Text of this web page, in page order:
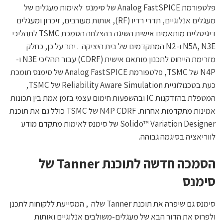
פלטפורמת Analog FastSPICE של סימנס לאימות מעגלים של
מעגלים אנלוגיים, תדרי רדיו (RF), אותות מעורבים, זיכרון ומעגלים
דיגיטליים מותאמים אישית השיגה בהצלחה הסמכת TSMC לתהליכי
N5A, N3E ו-N2 המתקדמים של בית היציקה . יתר על כן, כחלק
מזרימת הייחוס לתכנון מותאם אישית (CDRF) עבור תהליכי N3E ו-
N4P של TSMC, פלטפורמת Analog FastSPICE של סימנס תומכת
כעת בטכנולוגיית Reliability Aware Simulation של TSMC,
המטפלת בהזדקנות IC ובהשפעות חימום עצמי בזמן אמת בין תכונות
אמינות מתקדמות אחרות. N4P CDRF של TSMC כולל גם את תוכנת
Solido™ Variation Designer של סימנס לאימות מתקדם מודע
לווריאציה בסיגמה גבוהה.
הסמכה חדשה לתוכנת Tanner של
סימנס
סימנס גם שיפרה את תוכנת Tanner שלה , המסייעת ללקוחות לתכנן
ולפרוס את הדור הבא של מעגלים-משולבים אנלוגיים ואותות